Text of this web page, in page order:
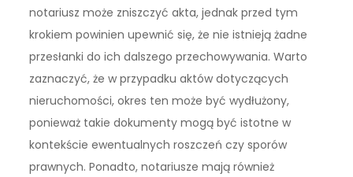
notariusz może zniszczyć akta, jednak przed tym
krokiem powinien upewnić się, że nie istnieją żadne
przesłanki do ich dalszego przechowywania. Warto
zaznaczyć, że w przypadku aktów dotyczących
nieruchomości, okres ten może być wydłużony,
ponieważ takie dokumenty mogą być istotne w
kontekście ewentualnych roszczeń czy sporów
prawnych. Ponadto, notariusze mają również